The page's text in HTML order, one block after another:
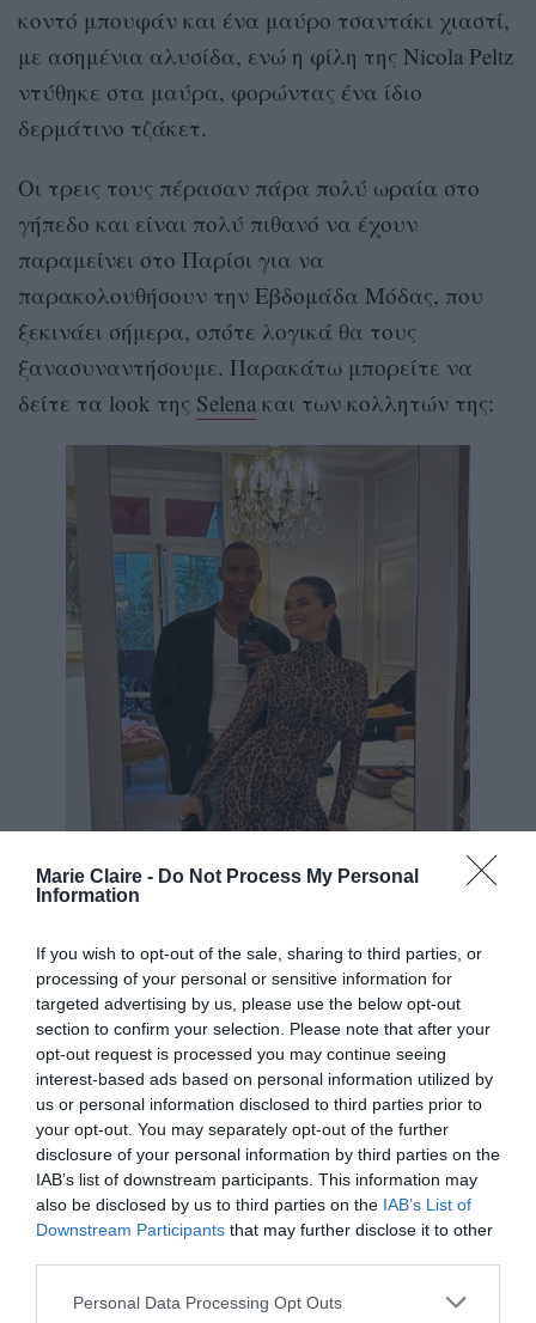
Marie Claire - Do Not Process My Personal
Information
If you wish to opt-out of the sale, sharing to third parties, or
processing of your personal or sensitive information for
targeted advertising by us, please use the below opt-out
section to confirm your selection. Please note that after your
opt-out request is processed you may continue seeing
interest-based ads based on personal information utilized by
us or personal information disclosed to third parties prior to
your opt-out. You may separately opt-out of the further
disclosure of your personal information by third parties on the
IAB’s list of downstream participants. This information may
also be disclosed by us to third parties on the IAB’s List of
Downstream Participants that may further disclose it to other
Personal Data Processing Opt Outs
κοντό μπουφάν και ένα μαύρο τσαντάκι χιαστί,
με ασημένια αλυσίδα, ενώ η φίλη της Nicola Peltz
ντύθηκε στα μαύρα, φορώντας ένα ίδιο
δερμάτινο τζάκετ.
Οι τρεις τους πέρασαν πάρα πολύ ωραία στο
γήπεδο και είναι πολύ πιθανό να έχουν
παραμείνει στο Παρίσι για να
παρακολουθήσουν την Εβδομάδα Μόδας, που
ξεκινάει σήμερα, οπότε λογικά θα τους
ξανασυναντήσουμε. Παρακάτω μπορείτε να
δείτε τα look της Selena και των κολλητών της:
Instagram.com/ selenagomez